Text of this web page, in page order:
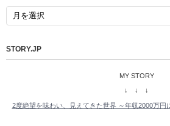
STORY.JP
MY STORY
↓ ↓ ↓
2度絶望を味わい、見えてきた世界 ～年収2000万円